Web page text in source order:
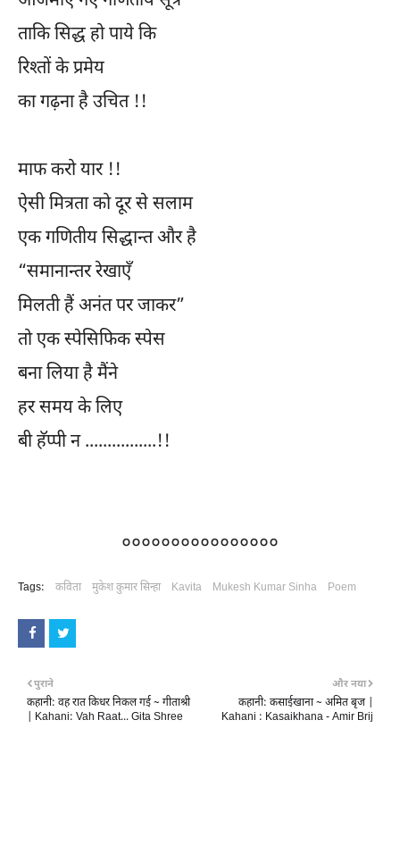
ताकि सिद्ध हो पाये कि
रिश्तों के प्रमेय
का गढ़ना है उचित !!
माफ करो यार !!
ऐसी मित्रता को दूर से सलाम
एक गणितीय सिद्धान्त और है
“समानान्तर रेखाएँ
मिलती हैं अनंत पर जाकर”
तो एक स्पेसिफिक स्पेस
बना लिया है मैंने
हर समय के लिए
बी हॅप्पी न ................!!
००००००००००००००००
Tags: कविता मुकेश कुमार सिन्हा Kavita Mukesh Kumar Sinha Poem
और नया
कहानी: कसाईखाना ~ अमित बृज |
Kahani : Kasaikhana - Amir Brij
पुराने
कहानी: वह रात किधर निकल गई ~ गीताश्री
| Kahani: Vah Raat... Gita Shree